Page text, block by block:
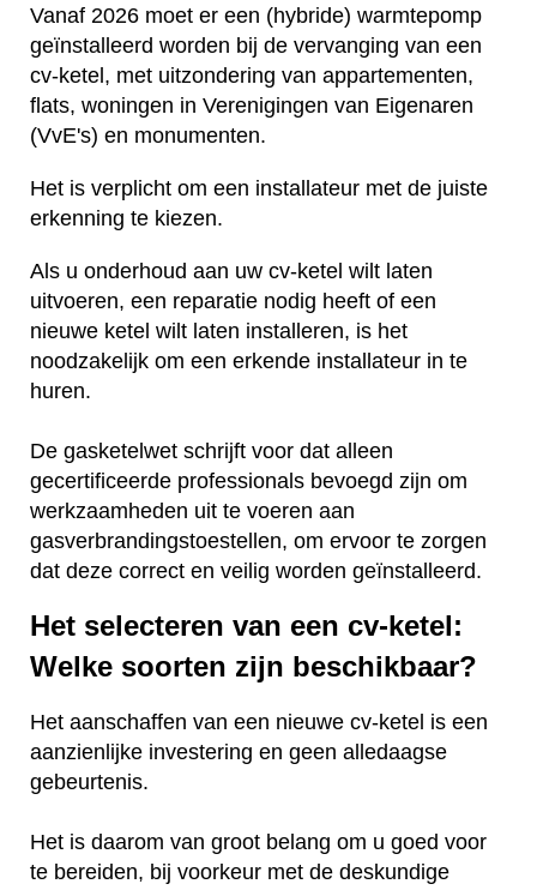
Vanaf 2026 moet er een (hybride) warmtepomp
geïnstalleerd worden bij de vervanging van een
cv-ketel, met uitzondering van appartementen,
flats, woningen in Verenigingen van Eigenaren
(VvE's) en monumenten.
Het is verplicht om een installateur met de juiste
erkenning te kiezen.
Als u onderhoud aan uw cv-ketel wilt laten
uitvoeren, een reparatie nodig heeft of een
nieuwe ketel wilt laten installeren, is het
noodzakelijk om een erkende installateur in te
huren.
De gasketelwet schrijft voor dat alleen
gecertificeerde professionals bevoegd zijn om
werkzaamheden uit te voeren aan
gasverbrandingstoestellen, om ervoor te zorgen
dat deze correct en veilig worden geïnstalleerd.
Het selecteren van een cv-ketel:
Welke soorten zijn beschikbaar?
Het aanschaffen van een nieuwe cv-ketel is een
aanzienlijke investering en geen alledaagse
gebeurtenis.
Het is daarom van groot belang om u goed voor
te bereiden, bij voorkeur met de deskundige